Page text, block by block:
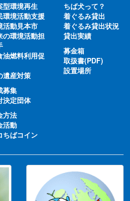
型環境再生
環境活動支援
活動見本市
の環境活動担
油燃料利用促
遺産対策
募集
決定団体
方法
活動
ちばコイン
ちば犬って？
着ぐるみ貸出
着ぐるみ貸出状況
貸出実績
募金箱
取扱書(PDF)
設置場所